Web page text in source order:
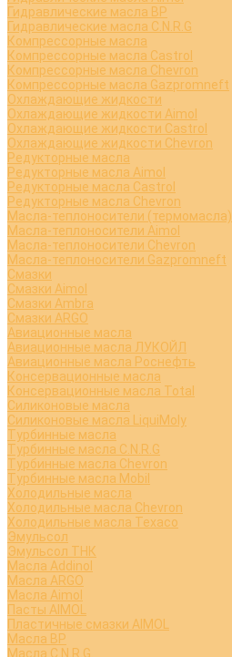
Гидравлические масла BP
Гидравлические масла C.N.R.G
Компрессорные масла
Компрессорные масла Castrol
Компрессорные масла Chevron
Компрессорные масла Gazpromneft
Охлаждающие жидкости
Охлаждающие жидкости Aimol
Охлаждающие жидкости Castrol
Охлаждающие жидкости Chevron
Редукторные масла
Редукторные масла Aimol
Редукторные масла Castrol
Редукторные масла Chevron
Масла-теплоносители (термомасла)
Масла-теплоносители Aimol
Масла-теплоносители Chevron
Масла-теплоносители Gazpromneft
Смазки
Смазки Aimol
Смазки Ambra
Смазки ARGO
Авиационные масла
Авиационные масла ЛУКОЙЛ
Авиационные масла Роснефть
Консервационные масла
Консервационные масла Total
Силиконовые масла
Силиконовые масла LiquiMoly
Турбинные масла
Турбинные масла C.N.R.G
Турбинные масла Chevron
Турбинные масла Mobil
Холодильные масла
Холодильные масла Chevron
Холодильные масла Texaco
Эмульсол
Эмульсол ТНК
Масла Addinol
Масла ARGO
Масла Aimol
Пасты AIMOL
Пластичные смазки AIMOL
Масла BP
Масла C.N.R.G.